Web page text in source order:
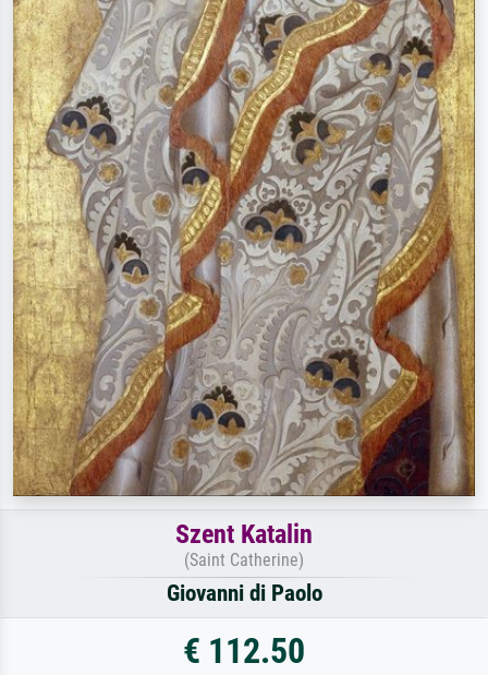
Szent Katalin
(Saint Catherine)
Giovanni di Paolo
€ 112.50